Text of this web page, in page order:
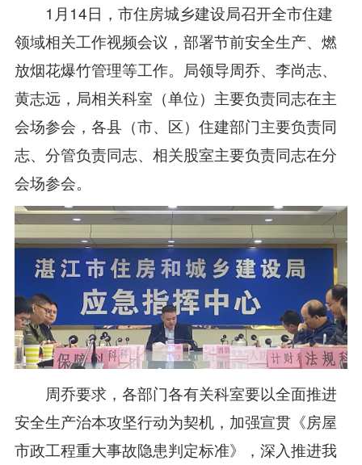
1月14日，市住房城乡建设局召开全市住建
领域相关工作视频会议，部署节前安全生产、燃
放烟花爆竹管理等工作。局领导周乔、李尚志、
黄志远，局相关科室（单位）主要负责同志在主
会场参会，各县（市、区）住建部门主要负责同
志、分管负责同志、相关股室主要负责同志在分
会场参会。
周乔要求，各部门各有关科室要以全面推进
安全生产治本攻坚行动为契机，加强宣贯《房屋
市政工程重大事故隐患判定标准》，深入推进我